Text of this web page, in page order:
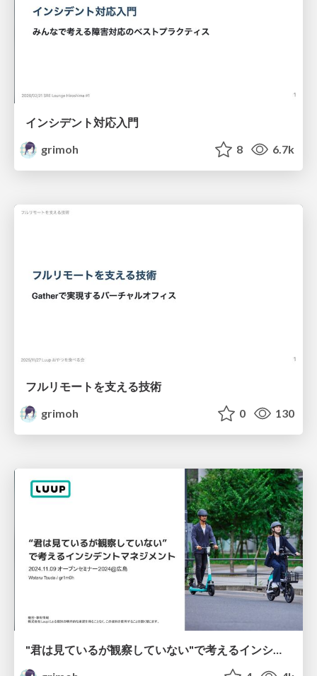
インシデント対応入門
grimoh
8 6.7k
フルリモートを支える技術
grimoh
0 130
"君は見ているが観察していない"で考えるインシデントマネジメント